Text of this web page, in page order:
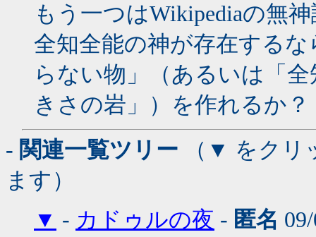
もう一つはWikipediaの無
全知全能の神が存在する
らない物」（あるいは「
きさの岩」）を作れるか？
- 関連一覧ツリー （▼ をクリ
ます）
▼ - カドゥルの夜 - 匿名